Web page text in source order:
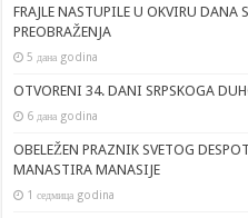
FRAJLE NASTUPILE U OKVIRU DANA
PREOBRAŽENJA
5 дана godina
OTVORENI 34. DANI SRPSKOGA
6 дана godina
OBELEŽEN PRAZNIK SVETOG
MANASTIRA MANASIJE
1 седмица godina